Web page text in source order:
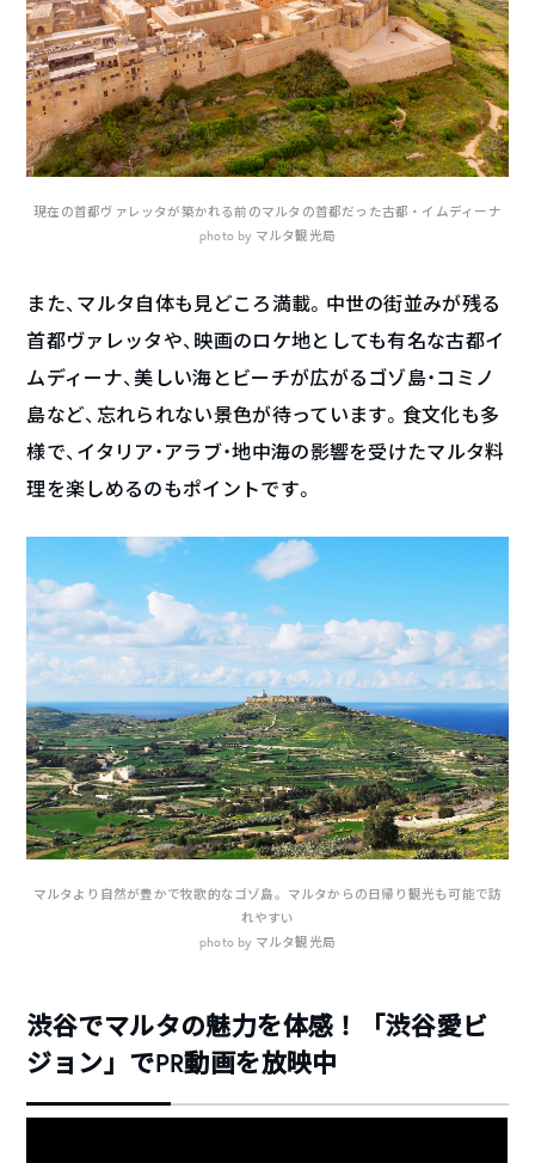
現在の首都ヴァレッタが築かれる前のマルタの首都だった古都・イムディーナ
photo by マルタ観光局
また、マルタ自体も見どころ満載。中世の街並みが残る
首都ヴァレッタや、映画のロケ地としても有名な古都イ
ムディーナ、美しい海とビーチが広がるゴゾ島・コミノ
島など、忘れられない景色が待っています。食文化も多
様で、イタリア・アラブ・地中海の影響を受けたマルタ料
理を楽しめるのもポイントです。
マルタより自然が豊かで牧歌的なゴゾ島。マルタからの日帰り観光も可能で訪
れやすい
photo by マルタ観光局
渋谷でマルタの魅力を体感！「渋谷愛ビ
ジョン」でPR動画を放映中